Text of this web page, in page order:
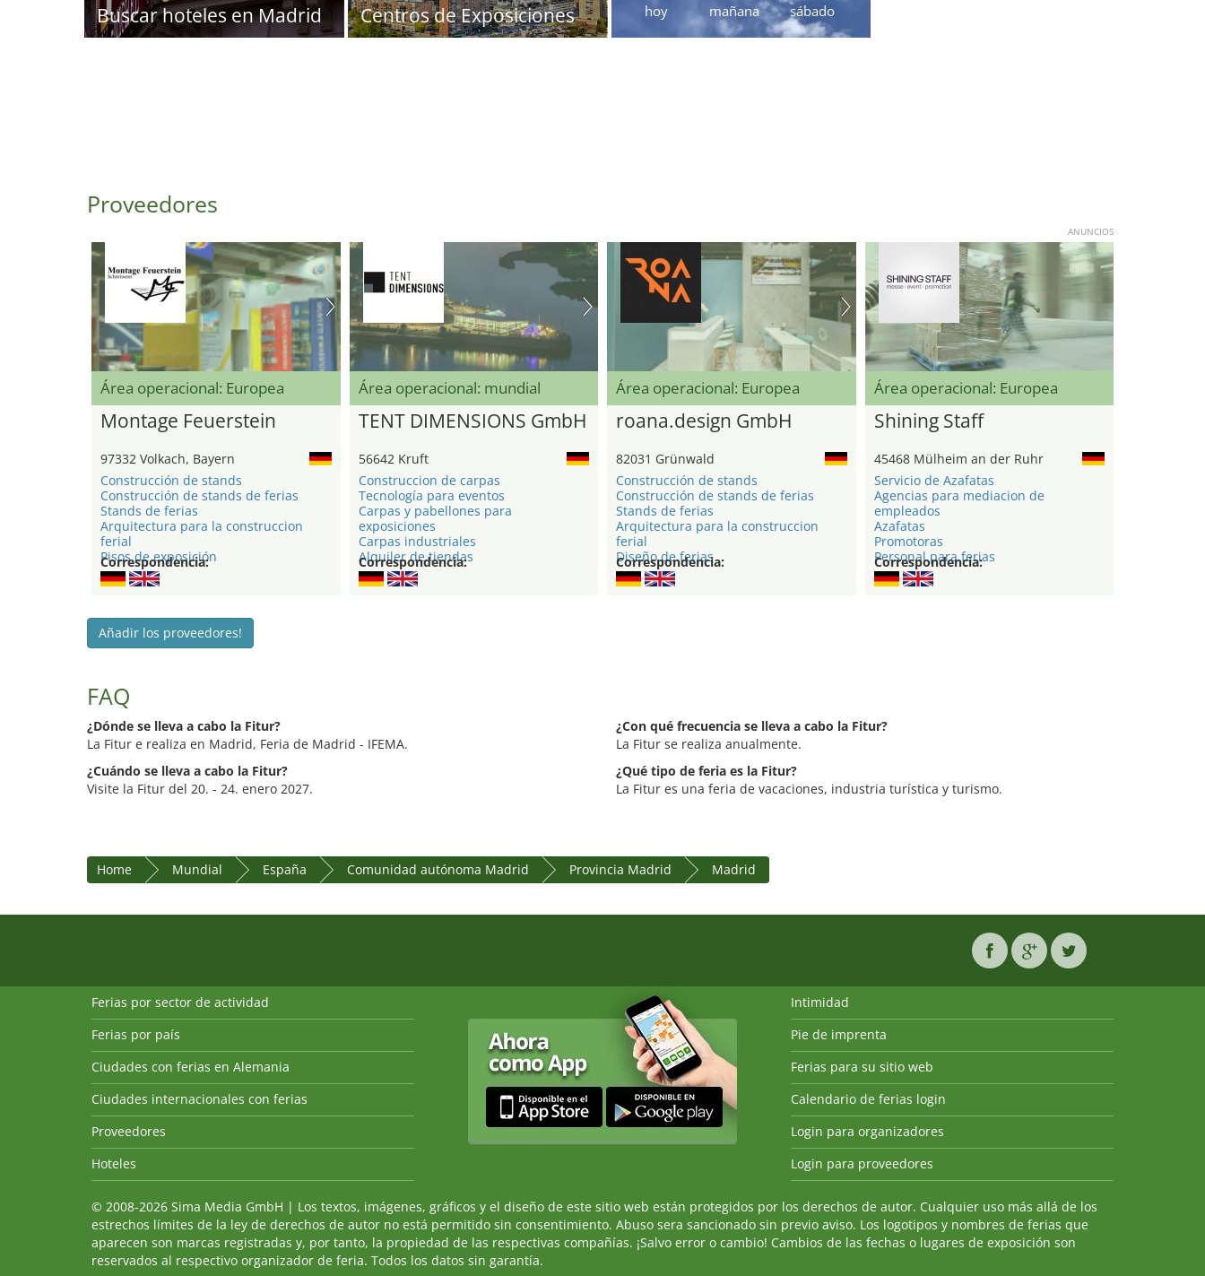
Buscar hoteles en Madrid Centros de Exposiciones hoy mañana sábado
Proveedores
ANUNCIOS
Área operacional: Europea
Montage Feuerstein
97332 Volkach, Bayern
Construcción de stands
Construcción de stands de ferias
Stands de ferias
Arquitectura para la construccion
ferial
Pisos de exposición
Correspondencia:
Área operacional: mundial
TENT DIMENSIONS GmbH
56642 Kruft
Construccion de carpas
Tecnología para eventos
Carpas y pabellones para
exposiciones
Carpas industriales
Alquiler de tiendas
Correspondencia:
Área operacional: Europea
roana.design GmbH
82031 Grünwald
Construcción de stands
Construcción de stands de ferias
Stands de ferias
Arquitectura para la construccion
ferial
Diseño de ferias
Correspondencia:
Área operacional: Europea
Shining Staff
45468 Mülheim an der Ruhr
Servicio de Azafatas
Agencias para mediacion de
empleados
Azafatas
Promotoras
Personal para ferias
Correspondencia:
Añadir los proveedores!
FAQ
¿Dónde se lleva a cabo la Fitur?
La Fitur e realiza en Madrid, Feria de Madrid - IFEMA.
¿Cuándo se lleva a cabo la Fitur?
Visite la Fitur del 20. - 24. enero 2027.
¿Con qué frecuencia se lleva a cabo la Fitur?
La Fitur se realiza anualmente.
¿Qué tipo de feria es la Fitur?
La Fitur es una feria de vacaciones, industria turística y turismo.
Home Mundial España Comunidad autónoma Madrid Provincia Madrid Madrid
Ferias por sector de actividad
Ferias por país
Ciudades con ferias en Alemania
Ciudades internacionales con ferias
Proveedores
Hoteles
Intimidad
Pie de imprenta
Ferias para su sitio web
Calendario de ferias login
Login para organizadores
Login para proveedores
© 2008-2026 Sima Media GmbH | Los textos, imágenes, gráficos y el diseño de este sitio web están protegidos por los derechos de autor. Cualquier uso más allá de los
estrechos límites de la ley de derechos de autor no está permitido sin consentimiento. Abuso sera sancionado sin previo aviso. Los logotipos y nombres de ferias que
aparecen son marcas registradas y, por tanto, la propiedad de las respectivas compañías. ¡Salvo error o cambio! Cambios de las fechas o lugares de exposición son
reservados al respectivo organizador de feria. Todos los datos sin garantía.